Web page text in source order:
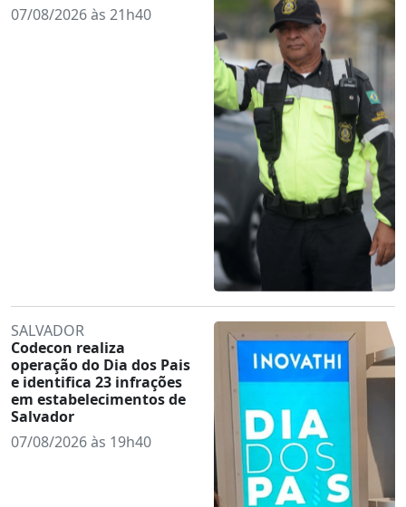
07/08/2026 às 21h40
SALVADOR
Codecon realiza
operação do Dia dos Pais
e identifica 23 infrações
em estabelecimentos de
Salvador
07/08/2026 às 19h40